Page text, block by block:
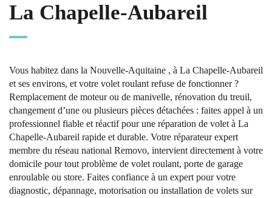
La Chapelle-Aubareil
Vous habitez dans la Nouvelle-Aquitaine , à La Chapelle-Aubareil
et ses environs, et votre volet roulant refuse de fonctionner ?
Remplacement de moteur ou de manivelle, rénovation du treuil,
changement d’une ou plusieurs pièces détachées : faites appel à un
professionnel fiable et réactif pour une réparation de volet à La
Chapelle-Aubareil rapide et durable. Votre réparateur expert
membre du réseau national Removo, intervient directement à votre
domicile pour tout problème de volet roulant, porte de garage
enroulable ou store. Faites confiance à un expert pour votre
diagnostic, dépannage, motorisation ou installation de volets sur